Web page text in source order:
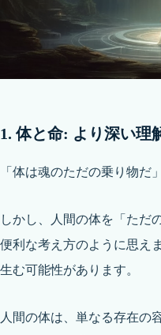
1. 体と命: より深い理
「体は魂のただの乗り物だ
しかし、人間の体を「ただ
便利な考え方のように思え
生む可能性があります。
人間の体は、単なる存在の